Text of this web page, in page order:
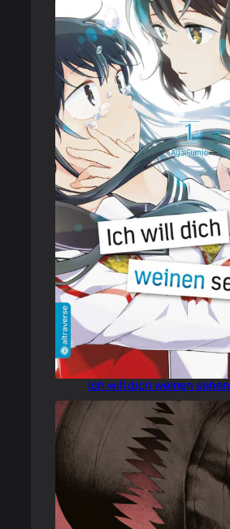
Ich will dich weinen sehen